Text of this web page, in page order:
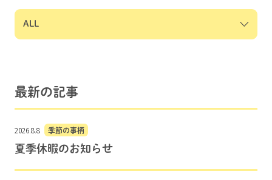
最新の記事
2026.8.8 季節の事柄
夏季休暇のお知らせ